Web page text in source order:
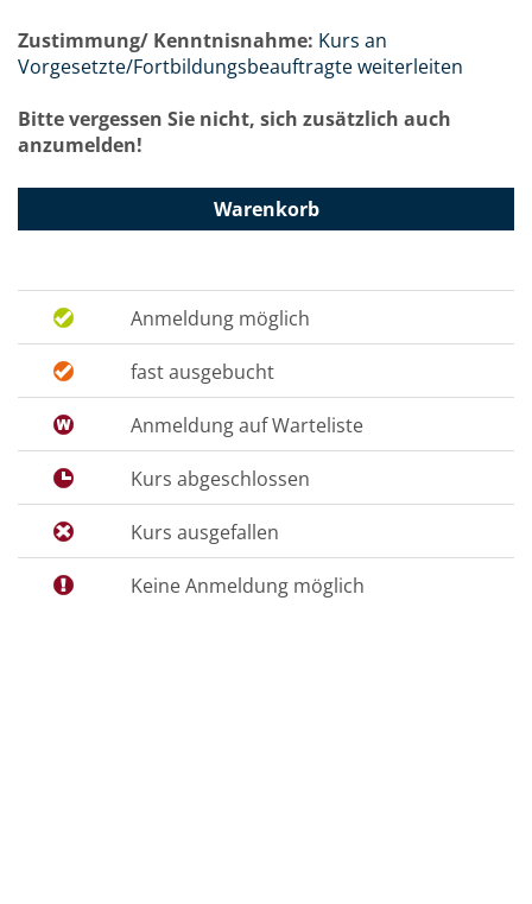
Zustimmung/ Kenntnisnahme: Kurs an
Vorgesetzte/Fortbildungsbeauftragte weiterleiten
Bitte vergessen Sie nicht, sich zusätzlich auch
anzumelden!
Warenkorb
Anmeldung möglich
fast ausgebucht
Anmeldung auf Warteliste
Kurs abgeschlossen
Kurs ausgefallen
Keine Anmeldung möglich